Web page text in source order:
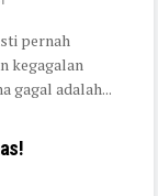
pernah
kegagalan
gagal adalah...